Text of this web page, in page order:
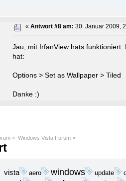
«Antwort #8 am: 30. Januar 2009,
Jau, mit IrfanView hats
hat:
Options > Set as Wallpaper > Tiled
Danke :)
» Windows Vista Forum»
vista aero windows update